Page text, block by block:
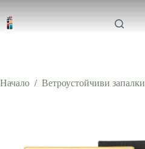
content
Начало / Ветроустойчиви запалки